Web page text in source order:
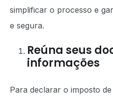
simplificar o processo e
e segura.
Reúna seus
informações
Para declarar o imposto